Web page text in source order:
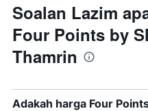
Soalan Lazim
Four Points by
Thamrin
Adakah harga Four